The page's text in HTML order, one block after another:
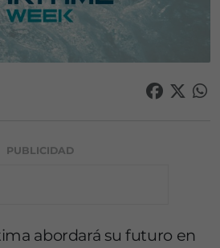
PUBLICIDAD
abordará su futuro en